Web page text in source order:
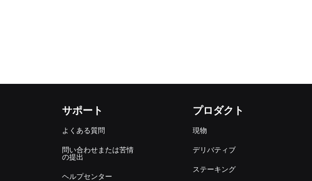
サポート
よくある質問
問い合わせまたは苦情
の提出
ヘルプセンター
プロダクト
現物
デリバティブ
ステーキング